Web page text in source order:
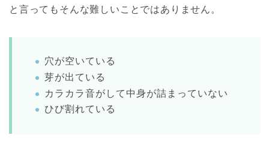
と言ってもそんな難しいことではありません。
穴が空いている
芽が出ている
カラカラ音がして中身が詰まっていない
ひび割れている